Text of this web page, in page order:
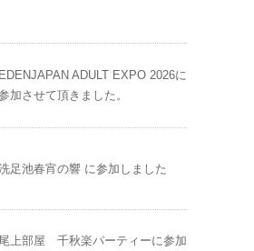
EDENJAPAN ADULT EXPO 2026に
加させて頂きました。
足池春宵の響 に参加しました
尾上部屋 千秋楽パーティーに参加